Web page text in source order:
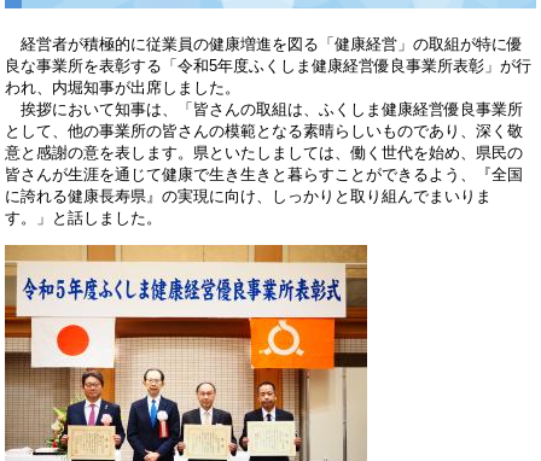
経営者が積極的に従業員の健康増進を図る「健康経営」の取組が特に優
良な事業所を表彰する「令和5年度ふくしま健康経営優良事業所表彰」が行
われ、内堀知事が出席しました。
挨拶において知事は、「皆さんの取組は、ふくしま健康経営優良事業所
として、他の事業所の皆さんの模範となる素晴らしいものであり、深く敬
意と感謝の意を表します。県といたしましては、働く世代を始め、県民の
皆さんが生涯を通じて健康で生き生きと暮らすことができるよう、『全国
に誇れる健康長寿県』の実現に向け、しっかりと取り組んでまいりま
す。」と話しました。